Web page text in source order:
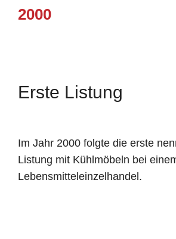
2000
Erste Listung
Im Jahr 2000 folgte die erste
Listung mit Kühlmöbeln bei
Lebensmitteleinzelhandel.